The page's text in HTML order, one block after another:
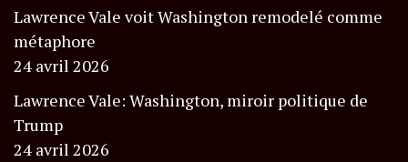
Lawrence Vale voit Washington remodelé comme
métaphore
24 avril 2026
Lawrence Vale: Washington, miroir politique de
Trump
24 avril 2026